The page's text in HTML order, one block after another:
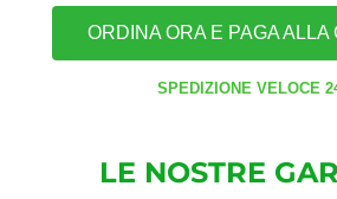
ORDINA ORA E PAGA ALLA
SPEDIZIONE VELOCE
LE NOSTRE